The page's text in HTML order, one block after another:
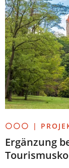
⚪⚪⚪ |
Ergänzung